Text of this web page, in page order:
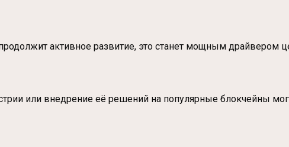
активное развитие, это станет мощным драйвером
или внедрение её решений на популярные блокчейны